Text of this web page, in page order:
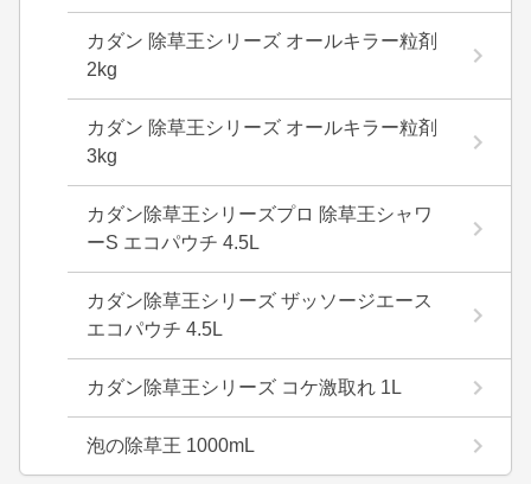
カダン 除草王シリーズ オールキラー粒剤
2kg
カダン 除草王シリーズ オールキラー粒剤
3kg
カダン除草王シリーズプロ 除草王シャワ
ーS エコパウチ 4.5L
カダン除草王シリーズ ザッソージエース
エコパウチ 4.5L
カダン除草王シリーズ コケ激取れ 1L
泡の除草王 1000mL